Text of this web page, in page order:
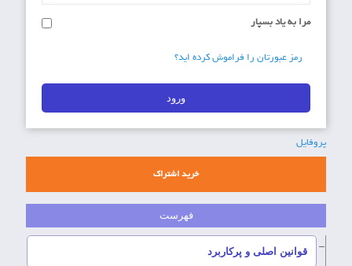
مرا به یاد بسپار
رمز عبورتان را فراموش کرده اید؟
پروفایل
خرید اشتراک
قوانین اصلی و پرکاربرد